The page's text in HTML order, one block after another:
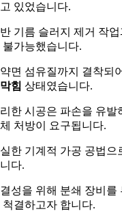
있었습니다.
기름 슬러지 제거 작
불가능했습니다.
면 섬유질까지 결착되
힘 상태였습니다.
한 시공은 파손을 유
처방이 요구됩니다.
한 기계적 가공 공법으
다.
성을 위해 분쇄 장비를
척결하고자 합니다.